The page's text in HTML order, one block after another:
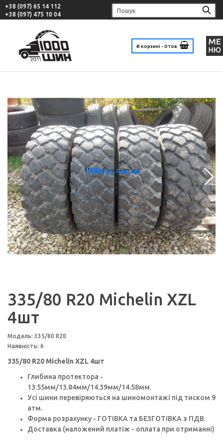
+38 (097) 65 14 112
+38 (097) 475 10 04
В корзині - 0 тов.
335/80 R20 Michelin XZL
4шт
Модель: 335/80 R20
Наявність: 6
335/80 R20 Michelin XZL 4шт
Глибина протектора -
13.55мм/13.84мм/14.39мм/14.58мм.
Усі шини перевіряються на шиномонтажі під тиском 9
атм.
Форма розрахунку - ГОТІВКА та БЕЗГОТІВКА з ПДВ.
Доставка (наложений платіж - оплата при отриманні)